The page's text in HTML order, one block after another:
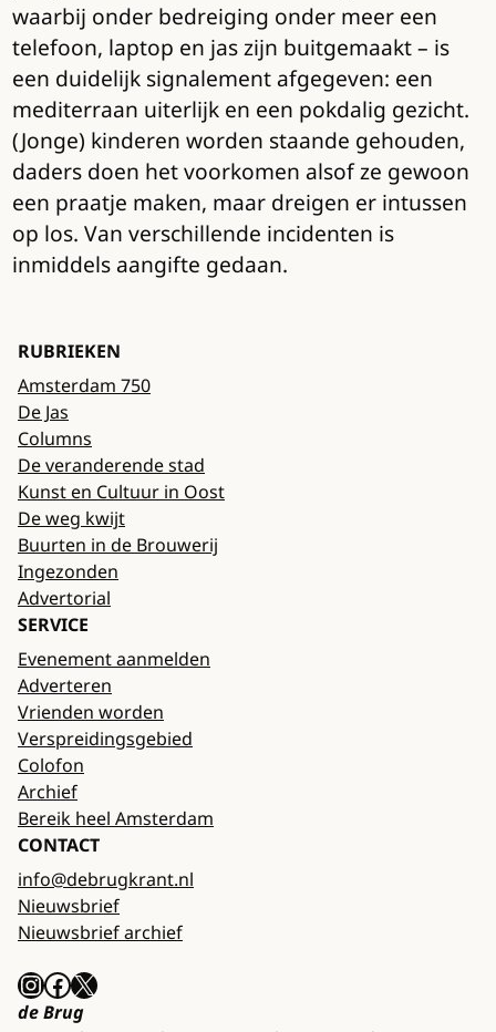
waarbij onder bedreiging onder meer een
telefoon, laptop en jas zijn buitgemaakt – is
een duidelijk signalement afgegeven: een
mediterraan uiterlijk en een pokdalig gezicht.
(Jonge) kinderen worden staande gehouden,
daders doen het voorkomen alsof ze gewoon
een praatje maken, maar dreigen er intussen
op los. Van verschillende incidenten is
inmiddels aangifte gedaan.
RUBRIEKEN
Amsterdam 750
De Jas
Columns
De veranderende stad
Kunst en Cultuur in Oost
De weg kwijt
Buurten in de Brouwerij
Ingezonden
Advertorial
SERVICE
Evenement aanmelden
Adverteren
Vrienden worden
Verspreidingsgebied
Colofon
Archief
Bereik heel Amsterdam
CONTACT
info@debrugkrant.nl
Nieuwsbrief
Nieuwsbrief archief
InstagramFacebook X
de Brug